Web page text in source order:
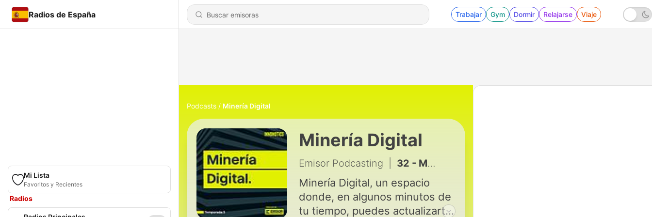
Radios de España Trabajar Gym Dormir Relajarse Viaje
Mi Lista
Favoritos y Recientes
Radios
Podcasts Minería Digital
Minería Digital
Emisor Podcasting 32 - Minería Digital en Innomotics
Minería Digital, un espacio
donde, en algunos minutos de
tu tiempo, puedes actualizarte